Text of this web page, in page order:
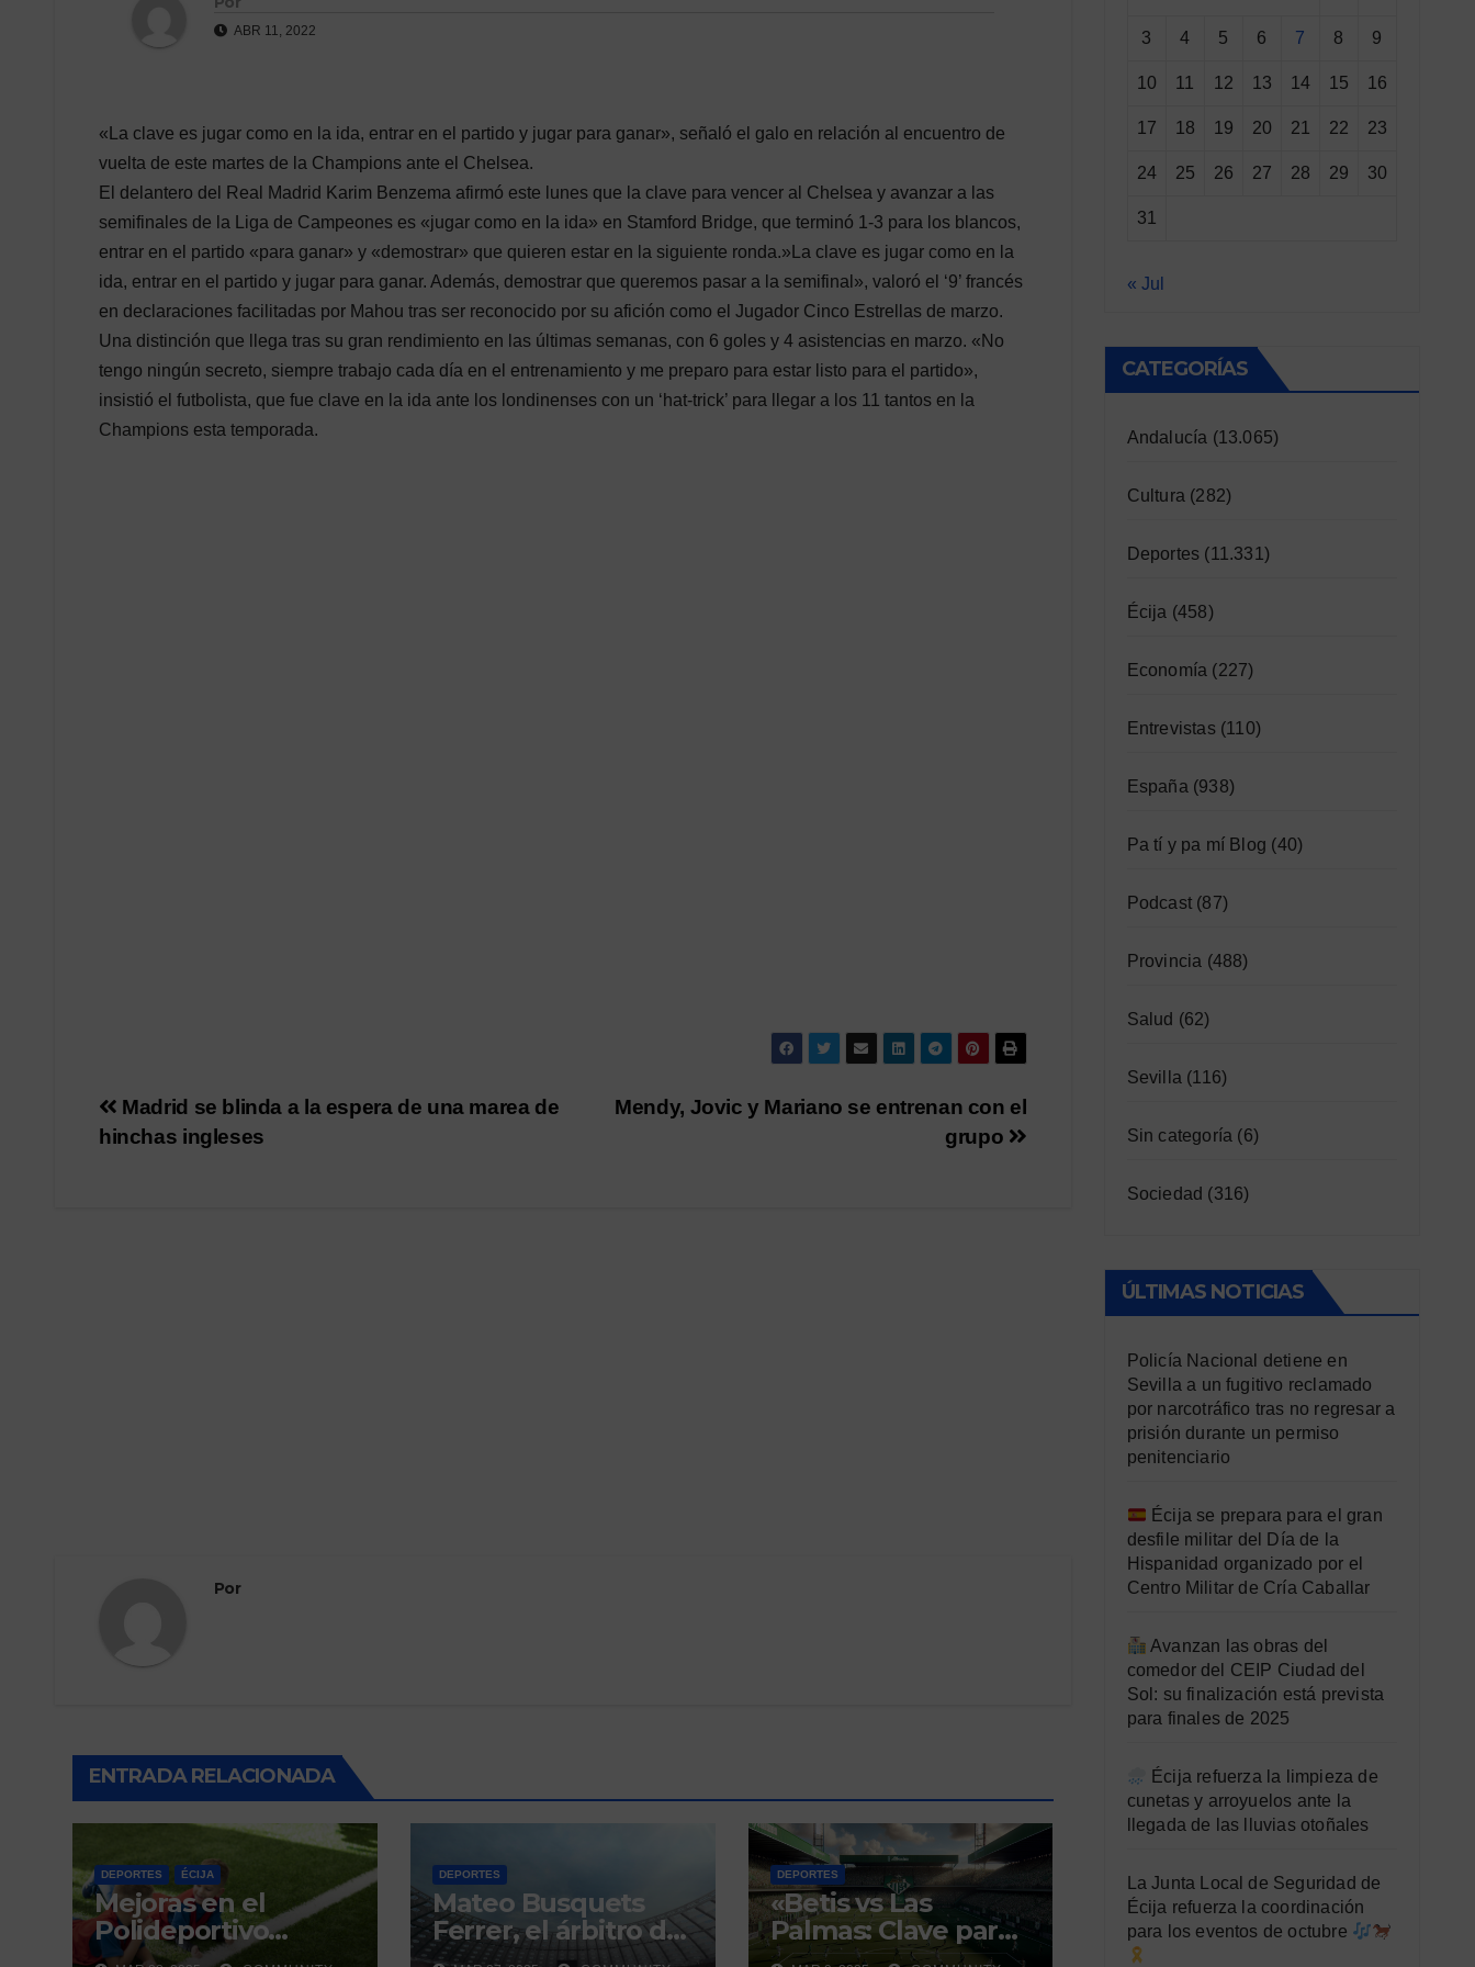
ABR 11, 2022
«La clave es jugar como en la ida, entrar en el partido y jugar para ganar», señaló el galo en relación al encuentro de
vuelta de este martes de la Champions ante el Chelsea.
El delantero del Real Madrid Karim Benzema afirmó este lunes que la clave para vencer al Chelsea y avanzar a las
semifinales de la Liga de Campeones es «jugar como en la ida» en Stamford Bridge, que terminó 1-3 para los blancos,
entrar en el partido «para ganar» y «demostrar» que quieren estar en la siguiente ronda.»La clave es jugar como en la
ida, entrar en el partido y jugar para ganar. Además, demostrar que queremos pasar a la semifinal», valoró el ‘9’ francés
en declaraciones facilitadas por Mahou tras ser reconocido por su afición como el Jugador Cinco Estrellas de marzo.
Una distinción que llega tras su gran rendimiento en las últimas semanas, con 6 goles y 4 asistencias en marzo. «No
tengo ningún secreto, siempre trabajo cada día en el entrenamiento y me preparo para estar listo para el partido»,
insistió el futbolista, que fue clave en la ida ante los londinenses con un ‘hat-trick’ para llegar a los 11 tantos en la
Champions esta temporada.
Navegación
Mendy, Jovic y Mariano se entrenan con el
grupo
Madrid se blinda a la espera de una marea de
hinchas ingleses
Por
ENTRADA RELACIONADA
DEPORTES ÉCIJA
Mejoras en el
Polideportivo
Municipal del Valle
DEPORTES
Mateo Busquets
Ferrer, el árbitro del
derbi sevillano con
DEPORTES
«Betis vs Las
Palmas: Clave para
la Europa
3 4 5 6 7 8 9
10 11 12 13 14 15 16
17 18 19 20 21 22 23
24 25 26 27 28 29 30
31
« Jul
CATEGORÍAS
Andalucía (13.065)
Cultura (282)
Deportes (11.331)
Écija (458)
Economía (227)
Entrevistas(110)
España (938)
Pa tí y pa mí Blog (40)
Podcast(87)
Provincia (488)
Salud (62)
Sevilla (116)
Sin categoría (6)
Sociedad (316)
ÚLTIMAS NOTICIAS
Policía Nacional detiene en
Sevilla a un fugitivo reclamado
por narcotráfico tras no regresar a
prisión durante un permiso
penitenciario
Écija se prepara para el gran
desfile militar del Día de la
Hispanidad organizado por el
Centro Militar de Cría Caballar
Avanzan las obras del
comedor del CEIP Ciudad del
Sol: su finalización está prevista
para finales de 2025
Écija refuerza la limpieza de
cunetas y arroyuelos ante la
llegada de las lluvias otoñales
La Junta Local de Seguridad de
Écija refuerza la coordinación
para los eventos de octubre